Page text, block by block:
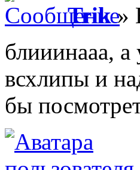
Trik»
блииинааа, а
всхлипы и
бы